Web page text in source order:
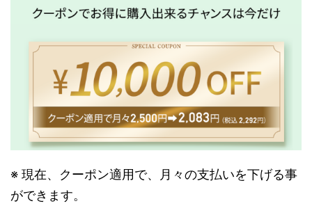
※ 現在、クーポン適用で、月々の支払いを下げる事
ができます。